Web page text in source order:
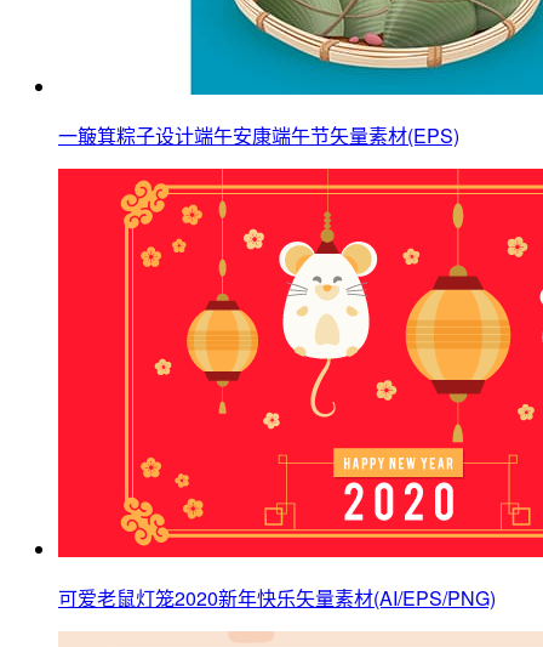
一簸箕粽子设计端午安康端午节矢量素材(EPS)
可爱老鼠灯笼2020新年快乐矢量素材(AI/EPS/PNG)